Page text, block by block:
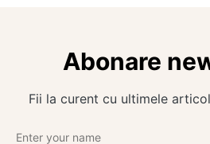
Abonare
Fii la curent cu ultimele